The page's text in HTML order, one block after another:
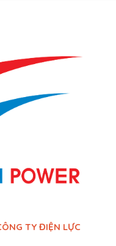
TY ĐIỆN LỰC